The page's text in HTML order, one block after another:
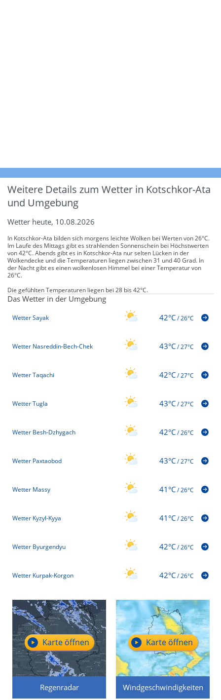
Weitere Details zum Wetter in Kotschkor-Ata
und Umgebung
Wetter heute, 10.08.2026
In Kotschkor-Ata bilden sich morgens leichte Wolken bei Werten von 26°C.
Im Laufe des Mittags gibt es strahlenden Sonnenschein bei Höchstwerten
von 42°C. Abends gibt es in Kotschkor-Ata nur selten Lücken in der
Wolkendecke und die Temperaturen liegen zwischen 31 und 40 Grad. In
der Nacht gibt es einen wolkenlosen Himmel bei einer Temperatur von
26°C.
Die gefühlten Temperaturen liegen bei 28 bis 42°C.
Das Wetter in der Umgebung
Wetter Sayak 42°C/26°C
Wetter Nasreddin-Bech-Chek 43°C/27°C
Wetter Taqachi 42°C/27°C
Wetter Tugla 43°C/27°C
Wetter Besh-Dzhygach 42°C/26°C
Wetter Paxtaobod 43°C/27°C
Wetter Massy 41°C/26°C
Wetter Kyzyl-Kyya 41°C/26°C
Wetter Byurgendyu 42°C/26°C
Wetter Kurpak-Korgon 42°C/26°C
Regenradar
Karte öffnen
Windgeschwindigkeiten
Karte öffnen